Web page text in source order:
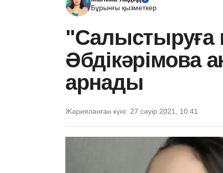
Бұрынғы қызметкер
"Салыстыруға
Әбдікәрімова
арнады
Жарияланған күні: 27 сәуір 2021, 10:41